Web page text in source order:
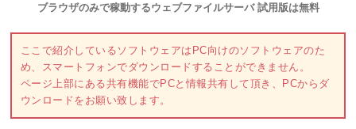
ブラウザのみで稼動するウェブファイルサーバ 試用版は無料
ここで紹介しているソフトウェアはPC向けのソフトウェアのた
め、スマートフォンでダウンロードすることができません。
ページ上部にある共有機能でPCと情報共有して頂き、PCからダ
ウンロードをお願い致します。